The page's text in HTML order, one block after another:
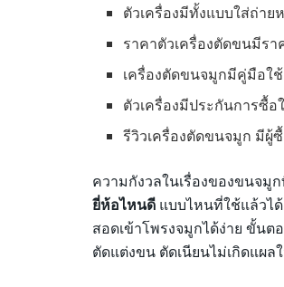
ตัวเครื่องมีทั้งแบบใส่ถ่าย
ราคาตัวเครื่องตัดขนมีรา
เครื่องตัดขนจมูกมีคู่มือใ
ตัวเครื่องมีประกันการซื้อ
รีวิวเครื่องตัดขนจมูก มีผู้
ความกังวลในเรื่องของขนจมู
ยี่ห้อไหนดี แบบไหนที่ใช้แล้วไ
สอดเข้าโพรงจมูกได้ง่าย ขั้น
ตัดแต่งขน ตัดเนียนไม่เกิดแผ